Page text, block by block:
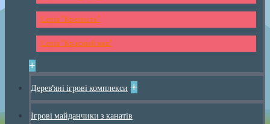
Серія "Крепость"
Серія "Красный мак"
+
Дерев'яні ігрові комплекси +
Ігрові майданчики з канатів